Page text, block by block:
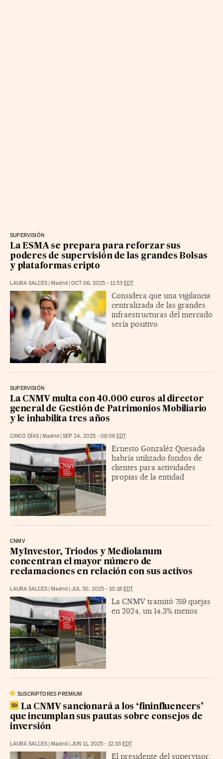
SUPERVISIÓN
La ESMA se prepara para reforzar sus
poderes de supervisión de las grandes Bolsas
y plataformas cripto
LAURA SALCES Madrid OCT 06, 2025 - 11:53 EDT
Considera que una vigilancia
centralizada de las grandes
infraestructuras del mercado
sería positivo
SUPERVISIÓN
La CNMV multa con 40.000 euros al director
general de Gestión de Patrimonios Mobiliario
y le inhabilita tres años
CINCO DÍAS Madrid SEP 24, 2025 - 08:08 EDT
Ernesto Gonzaléz Quesada
habría utilizado fondos de
clientes para actividades
propias de la entidad
CNMV
MyInvestor, Triodos y Mediolanum
concentran el mayor número de
reclamaciones en relación con sus activos
LAURA SALCES Madrid JUL 30, 2025 - 10:18 EDT
La CNMV tramitó 759 quejas
en 2024, un 14,3% menos
SUSCRIPTORES PREMIUM
La CNMV sancionará a los ‘fininfluencers’
que incumplan sus pautas sobre consejos de
inversión
LAURA SALCES Madrid JUN 11, 2025 - 12:33 EDT
El presidente del supervisor,